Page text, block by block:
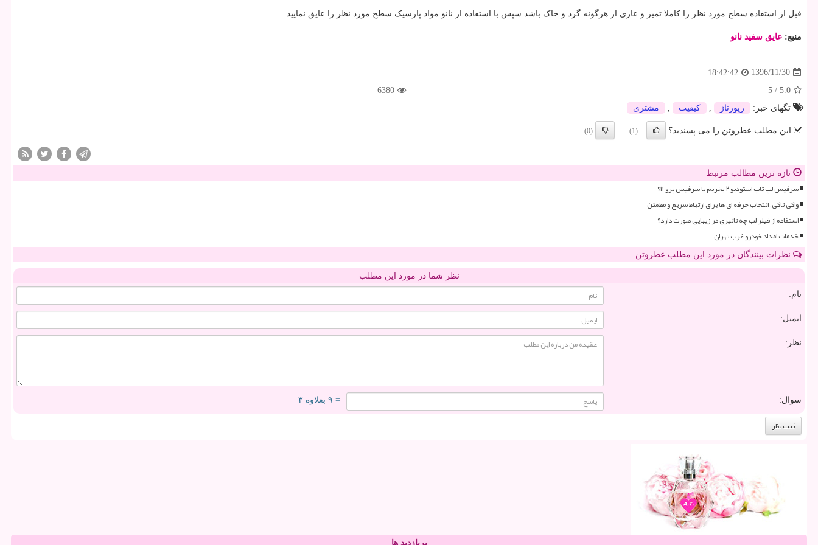
قبل از استفاده سطح مورد نظر را کاملا تمیز و عاری از هرگونه گرد و خاک باشد سپس با استفاده از نانو مواد پارسیک سطح مورد نظر را عایق نمایید.
منبع: عایق سفید نانو
1396/11/30
18:42:42
5.0
/
5
6380
تگهای خبر:
رپورتاژ , كیفیت , مشتری
این مطلب عطروتن را می پسندید؟ (1)
(0)
تازه ترین مطالب مرتبط
سرفیس لپ تاپ استودیو ۲ بخریم یا سرفیس پرو ۱۱؟
واکی تاکی، انتخاب حرفه ای ها برای ارتباط سریع و مطمئن
استفاده از فیلر لب چه تاثیری در زیبایی صورت دارد؟
خدمات امداد خودرو غرب تهران
نظرات بینندگان در مورد این مطلب عطروتن
نظر شما در مورد این مطلب
نام:
ایمیل:
نظر:
سوال: = ۹ بعلاوه ۳
پربازدید ها